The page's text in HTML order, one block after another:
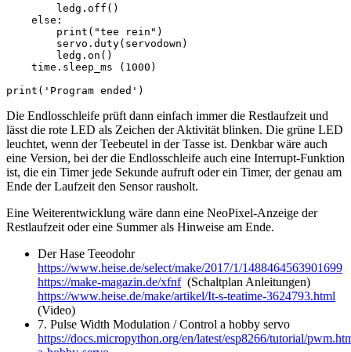
        ledg.off()
    else:
        print("tee rein")
        servo.duty(servodown)
        ledg.on()
    time.sleep_ms (1000)
print('Program ended')
Die Endlosschleife prüft dann einfach immer die Restlaufzeit und
lässt die rote LED als Zeichen der Aktivität blinken. Die grüne LED
leuchtet, wenn der Teebeutel in der Tasse ist. Denkbar wäre auch
eine Version, bei der die Endlosschleife auch eine Interrupt-Funktion
ist, die ein Timer jede Sekunde aufruft oder ein Timer, der genau am
Ende der Laufzeit den Sensor rausholt.
Eine Weiterentwicklung wäre dann eine NeoPixel-Anzeige der
Restlaufzeit oder eine Summer als Hinweise am Ende.
Der Hase Teeodohr
https://www.heise.de/select/make/2017/1/1488464563901699
https://make-magazin.de/xfnf(Schaltplan Anleitungen)
https://www.heise.de/make/artikel/It-s-teatime-3624793.html
(Video)
7. Pulse Width Modulation / Control a hobby servo
https://docs.micropython.org/en/latest/esp8266/tutorial/